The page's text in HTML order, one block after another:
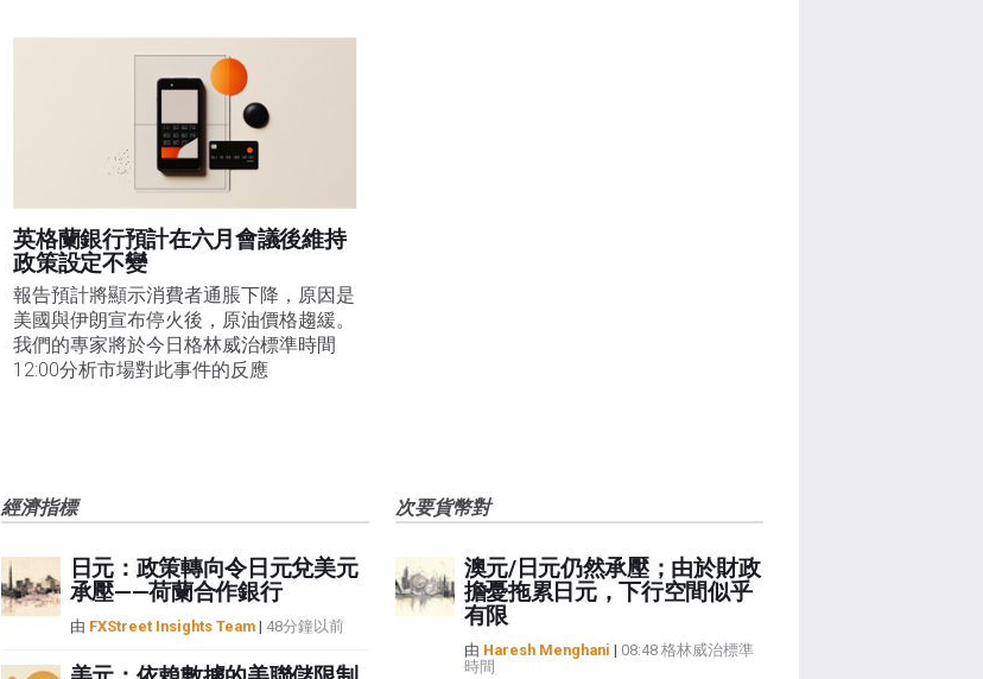
英格蘭銀行預計在六月會議後維持
政策設定不變
報告預計將顯示消費者通脹下降，原因是
美國與伊朗宣布停火後，原油價格趨緩。
我們的專家將於今日格林威治標準時間
12:00分析市場對此事件的反應
經濟指標
日元：政策轉向令日元兌美元
承壓——荷蘭合作銀行
由 FXStreet Insights Team| 48分鐘以前
次要貨幣對
澳元/日元仍然承壓；由於財政
擔憂拖累日元，下行空間似乎
有限
由 Haresh Menghani | 08:48 格林威治標準
時間